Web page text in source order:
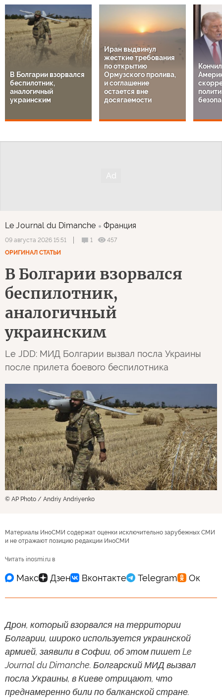
В Болгарии взорвался
беспилотник,
аналогичный
украинским
Иран выдвинул
жесткие требования
по открытию
Ормузского пролива,
и соглашение
остается вне
досягаемости
Le Journal du Dimanche Франция
09 августа 2026 15:51 1
457
ОРИГИНАЛ СТАТЬИ
В Болгарии взорвался
беспилотник,
аналогичный
украинским
Le JDD: МИД Болгарии вызвал посла Украины
после прилета боевого беспилотника
© AP Photo / Andriy Andriyenko
Материалы ИноСМИ содержат оценки исключительно зарубежных СМИ
и не отражают позицию редакции ИноСМИ
Читать inosmi.ru в
Дрон, который взорвался на территории
Болгарии, широко используется украинской
армией, заявили в Софии, об этом пишет Le
Journal du Dimanche. Болгарский МИД вызвал
посла Украины, в Киеве отрицают, что
преднамеренно били по балканской стране.